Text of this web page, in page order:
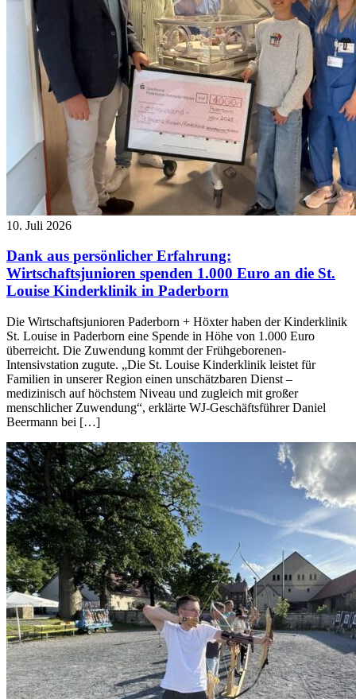
10. Juli 2026
Dank aus persönlicher Erfahrung:
Wirtschaftsjunioren spenden 1.000 Euro an die St.
Louise Kinderklinik in Paderborn
Die Wirtschaftsjunioren Paderborn + Höxter haben der Kinderklinik
St. Louise in Paderborn eine Spende in Höhe von 1.000 Euro
überreicht. Die Zuwendung kommt der Frühgeborenen-
Intensivstation zugute. „Die St. Louise Kinderklinik leistet für
Familien in unserer Region einen unschätzbaren Dienst –
medizinisch auf höchstem Niveau und zugleich mit großer
menschlicher Zuwendung“, erklärte WJ-Geschäftsführer Daniel
Beermann bei […]